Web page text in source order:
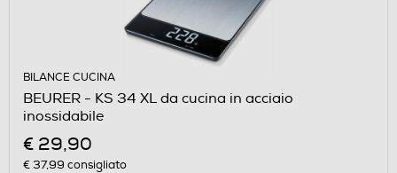
BILANCE CUCINA
BEURER - KS 34 XL da cucina in acciaio
inossidabile
€ 29,90
€ 37,99 consigliato